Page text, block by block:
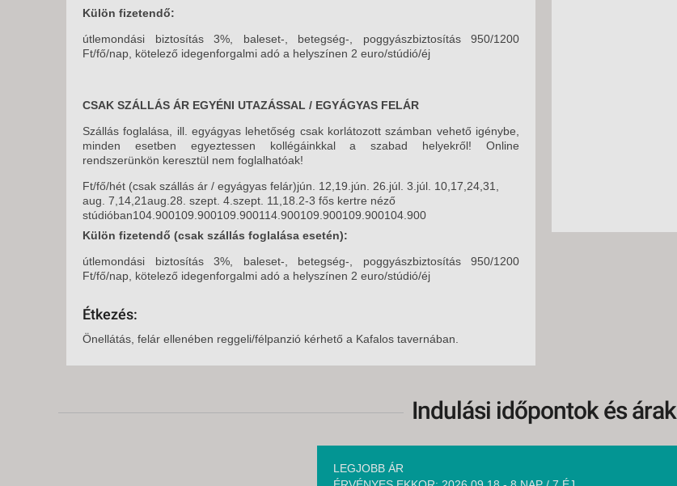
Külön fizetendő:
útlemondási biztosítás 3%, baleset-, betegség-, poggyászbiztosítás 950/1200
Ft/fő/nap, kötelező idegenforgalmi adó a helyszínen 2 euro/stúdió/éj
CSAK SZÁLLÁS ÁR EGYÉNI UTAZÁSSAL / EGYÁGYAS FELÁR
Szállás foglalása, ill. egyágyas lehetőség csak korlátozott számban vehető igénybe,
minden esetben egyeztessen kollégáinkkal a szabad helyekről! Online
rendszerünkön keresztül nem foglalhatóak!
Ft/fő/hét (csak szállás ár / egyágyas felár)jún. 12,19.jún. 26.júl. 3.júl. 10,17,24,31,
aug. 7,14,21aug.28. szept. 4.szept. 11,18.2-3 fős kertre néző
stúdióban104.900109.900109.900114.900109.900109.900104.900
Külön fizetendő (csak szállás foglalása esetén):
útlemondási biztosítás 3%, baleset-, betegség-, poggyászbiztosítás 950/1200
Ft/fő/nap, kötelező idegenforgalmi adó a helyszínen 2 euro/stúdió/éj
Étkezés:
Önellátás, felár ellenében reggeli/félpanzió kérhető a Kafalos tavernában.
Indulási időpontok és árak
LEGJOBB ÁR